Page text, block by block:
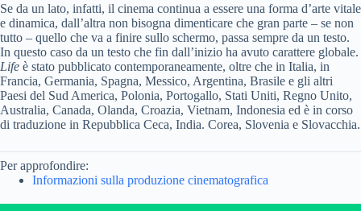
Se da un lato, infatti, il cinema continua a essere una forma d’arte vitale
e dinamica, dall’altra non bisogna dimenticare che gran parte – se non
tutto – quello che va a finire sullo schermo, passa sempre da un testo.
In questo caso da un testo che fin dall’inizio ha avuto carattere globale.
Life è stato pubblicato contemporaneamente, oltre che in Italia, in
Francia, Germania, Spagna, Messico, Argentina, Brasile e gli altri
Paesi del Sud America, Polonia, Portogallo, Stati Uniti, Regno Unito,
Australia, Canada, Olanda, Croazia, Vietnam, Indonesia ed è in corso
di traduzione in Repubblica Ceca, India. Corea, Slovenia e Slovacchia.
Per approfondire:
Informazioni sulla produzione cinematografica